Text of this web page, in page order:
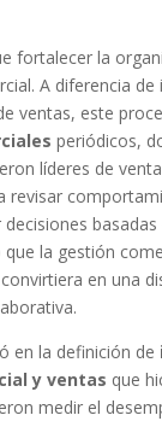
fortalecer la
A diferencia de
ventas, este
periódicos,
líderes de
revisar
basadas
la gestión
en una
en la definición de
y ventas que
medir el